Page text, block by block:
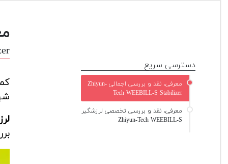
دسترسی سریع
معرفی، نقد و بررسی اجمالی Zhiyun-
Tech WEEBILL-S Stabilizer
معرفی، نقد و بررسی تخصصی لرزشگیر
Zhiyun-Tech WEEBILL-S